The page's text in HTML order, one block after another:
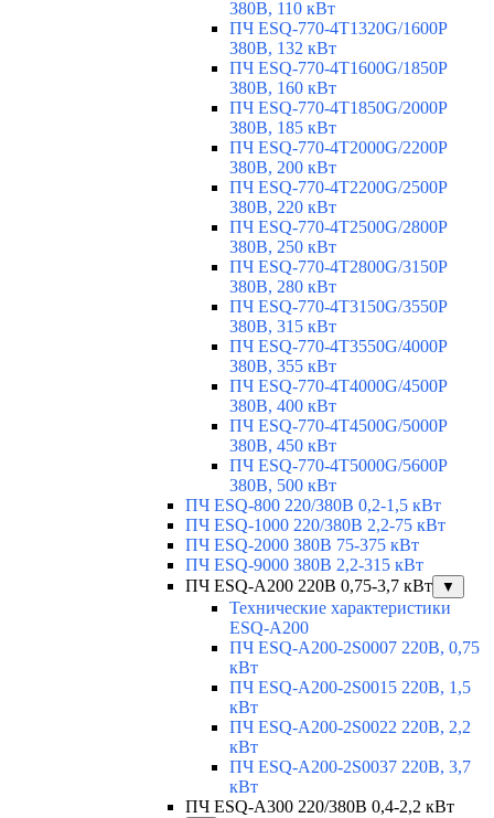
380В, 110 кВт
ПЧ ESQ-770-4T1320G/1600P
380В, 132 кВт
ПЧ ESQ-770-4T1600G/1850P
380В, 160 кВт
ПЧ ESQ-770-4T1850G/2000P
380В, 185 кВт
ПЧ ESQ-770-4T2000G/2200P
380В, 200 кВт
ПЧ ESQ-770-4T2200G/2500P
380В, 220 кВт
ПЧ ESQ-770-4T2500G/2800P
380В, 250 кВт
ПЧ ESQ-770-4T2800G/3150P
380В, 280 кВт
ПЧ ESQ-770-4T3150G/3550P
380В, 315 кВт
ПЧ ESQ-770-4T3550G/4000P
380В, 355 кВт
ПЧ ESQ-770-4T4000G/4500P
380В, 400 кВт
ПЧ ESQ-770-4T4500G/5000P
380В, 450 кВт
ПЧ ESQ-770-4T5000G/5600P
380В, 500 кВт
ПЧ ESQ-800 220/380В 0,2-1,5 кВт
ПЧ ESQ-1000 220/380В 2,2-75 кВт
ПЧ ESQ-2000 380В 75-375 кВт
ПЧ ESQ-9000 380В 2,2-315 кВт
ПЧ ESQ-A200 220В 0,75-3,7 кВт
▼
Технические характеристики
ESQ-A200
ПЧ ESQ-A200-2S0007 220В, 0,75
кВт
ПЧ ESQ-A200-2S0015 220В, 1,5
кВт
ПЧ ESQ-A200-2S0022 220В, 2,2
кВт
ПЧ ESQ-A200-2S0037 220В, 3,7
кВт
ПЧ ESQ-A300 220/380В 0,4-2,2 кВт